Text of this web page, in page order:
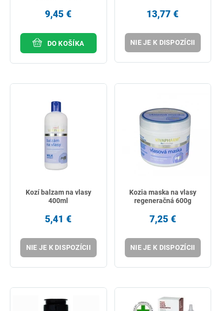
9,45 €
DO KOŠÍKA
13,77 €
NIE JE K DISPOZÍCII
Kozí balzam na vlasy
400ml
5,41 €
NIE JE K DISPOZÍCII
Kozia maska na vlasy
regeneračná 600g
7,25 €
NIE JE K DISPOZÍCII